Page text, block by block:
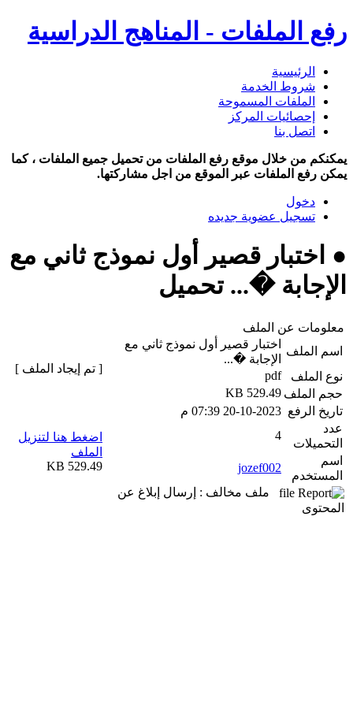
رفع الملفات - المناهج الدراسية
الرئيسية
شروط الخدمة
الملفات المسموحة
إحصائيات المركز
اتصل بنا
يمكنكم من خلال موقع رفع الملفات من تحميل جميع الملفات ، كما
يمكن رفع الملفات عبر الموقع من اجل مشاركتها.
دخول
تسجيل عضوية جديده
● اختبار قصير أول نموذج ثاني مع
الإجابة �... تحميل
معلومات عن الملف
اسم الملف
اختبار قصير أول نموذج ثاني مع
الإجابة �...
نوع الملف
pdf
حجم الملف 529.49 KB
تاريخ الرفع 20-10-2023 07:39 م
عدد
التحميلات
4
اسم
المستخدم
jozef002
ملف مخالف : إرسال إبلاغ عن
المحتوى
[ تم إيجاد الملف ]
اضغط هنا لتنزيل
الملف
529.49 KB